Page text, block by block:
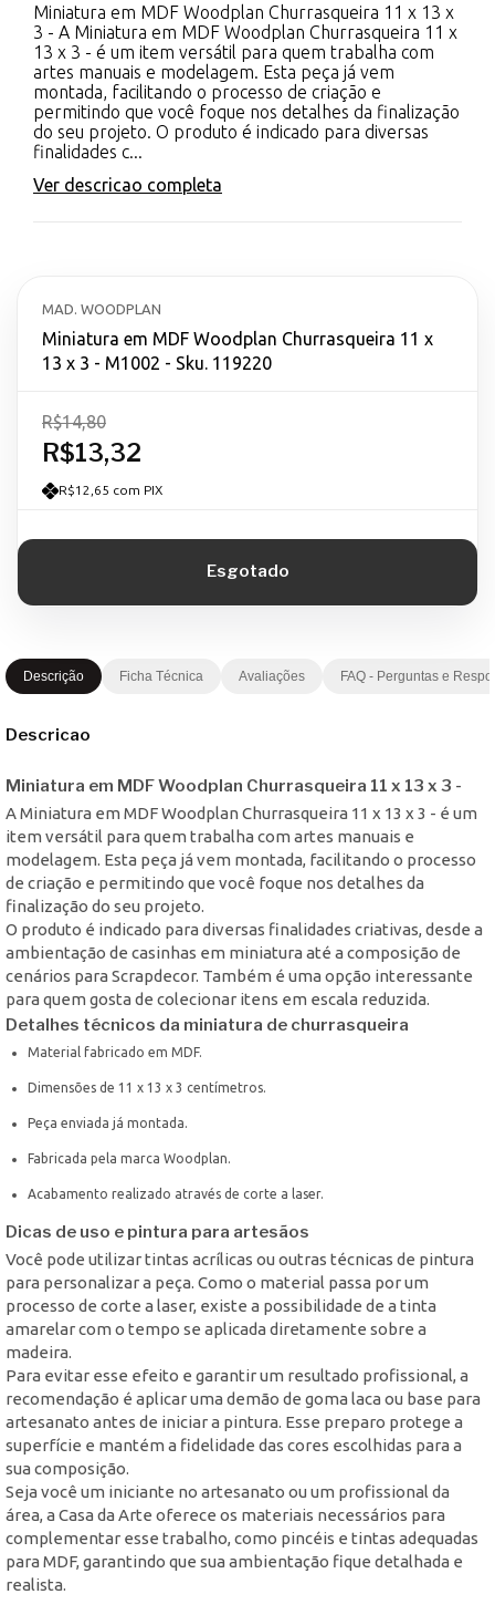
Miniatura em MDF Woodplan Churrasqueira 11 x 13 x
3 - A Miniatura em MDF Woodplan Churrasqueira 11 x
13 x 3 - é um item versátil para quem trabalha com
artes manuais e modelagem. Esta peça já vem
montada, facilitando o processo de criação e
permitindo que você foque nos detalhes da finalização
do seu projeto. O produto é indicado para diversas
finalidades c...
Ver descricao completa
MAD. WOODPLAN
Miniatura em MDF Woodplan Churrasqueira 11 x
13 x 3 - M1002 - Sku. 119220
R$13,32
R$14,80
R$12,65 com PIX
Descrição Ficha Técnica Avaliações FAQ - Perguntas e
Descricao
Miniatura em MDF Woodplan Churrasqueira 11 x 13 x 3 -
A Miniatura em MDF Woodplan Churrasqueira 11 x 13 x 3 - é um
item versátil para quem trabalha com artes manuais e
modelagem. Esta peça já vem montada, facilitando o processo
de criação e permitindo que você foque nos detalhes da
finalização do seu projeto.
O produto é indicado para diversas finalidades criativas, desde a
ambientação de casinhas em miniatura até a composição de
cenários para Scrapdecor. Também é uma opção interessante
para quem gosta de colecionar itens em escala reduzida.
Detalhes técnicos da miniatura de churrasqueira
Material fabricado em MDF.
Dimensões de 11 x 13 x 3 centímetros.
Peça enviada já montada.
Fabricada pela marca Woodplan.
Acabamento realizado através de corte a laser.
Dicas de uso e pintura para artesãos
Você pode utilizar tintas acrílicas ou outras técnicas de pintura
para personalizar a peça. Como o material passa por um
processo de corte a laser, existe a possibilidade de a tinta
amarelar com o tempo se aplicada diretamente sobre a
madeira.
Para evitar esse efeito e garantir um resultado profissional, a
recomendação é aplicar uma demão de goma laca ou base para
artesanato antes de iniciar a pintura. Esse preparo protege a
superfície e mantém a fidelidade das cores escolhidas para a
sua composição.
Seja você um iniciante no artesanato ou um profissional da
área, a Casa da Arte oferece os materiais necessários para
complementar esse trabalho, como pincéis e tintas adequadas
para MDF, garantindo que sua ambientação fique detalhada e
realista.